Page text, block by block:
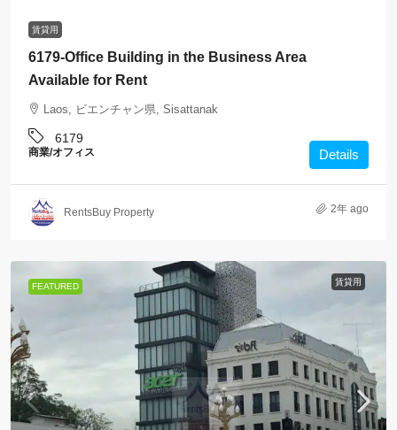
賃貸用
6179-Office Building in the Business Area
Available for Rent
Laos, ビエンチャン県, Sisattanak
6179
商業/オフィス Details
RentsBuy Property 2年 ago
FEATURED 賃貸用